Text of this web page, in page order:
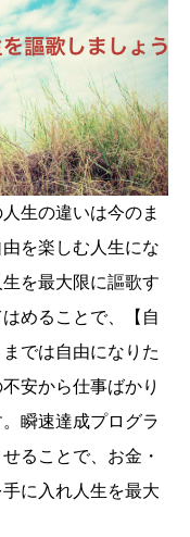
生の違いは今のま
を楽しむ人生にな
を最大限に謳歌す
めることで、【自
では自由になりた
安から仕事ばかり
瞬速達成プログラ
ることで、お金・
に入れ人生を最大